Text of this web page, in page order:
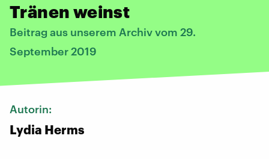
Tränen weinst
Beitrag aus unserem Archiv vom 29.
September 2019
Autorin:
Lydia Herms